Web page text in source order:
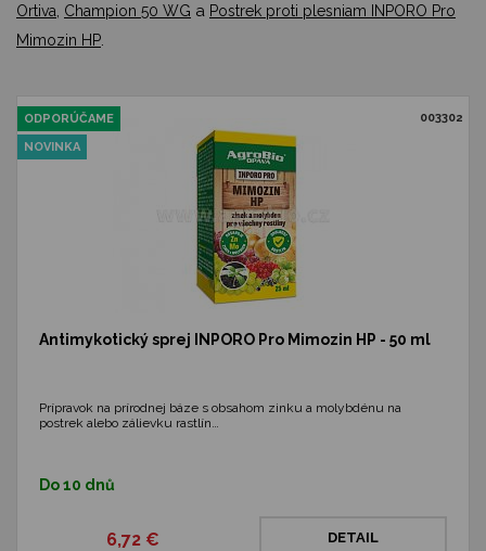
Ortiva, Champion 50 WG a Postrek proti plesniam INPORO Pro
Mimozin HP.
003302
ODPORÚČAME
NOVINKA
Antimykotický sprej INPORO Pro Mimozin HP - 50 ml
Prípravok na prírodnej báze s obsahom zinku a molybdénu na
postrek alebo zálievku rastlín…
Do 10 dnů
6,72 € DETAIL